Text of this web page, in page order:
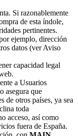
Si razonablemente
de esta índole,
pertinentes.
ejemplo, dirección
datos (ver Aviso
capacidad legal
a Usuarios
asegura que
de otros países, ya sea
toda
acceso, así como
fuera de España.